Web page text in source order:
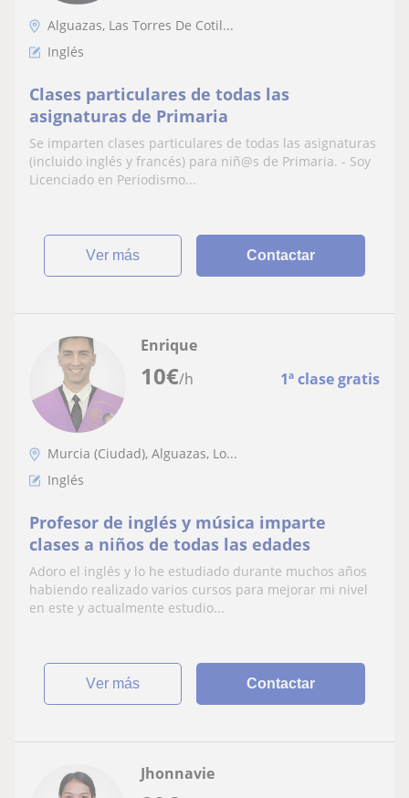
Alguazas, Las Torres De Cotil...
Inglés
Clases particulares de todas las
asignaturas de Primaria
Se imparten clases particulares de todas las asignaturas
(incluido inglés y francés) para niñ@s de Primaria. - Soy
Licenciado en Periodismo...
ver más Contactar
10€/h 1ª clase gratis
Enrique
Murcia (Ciudad), Alguazas, Lo...
Inglés
Profesor de inglés y música imparte
clases a niños de todas las edades
Adoro el inglés y lo he estudiado durante muchos años
habiendo realizado varios cursos para mejorar mi nivel
en este y actualmente estudio...
ver más Contactar
Jhonnavie